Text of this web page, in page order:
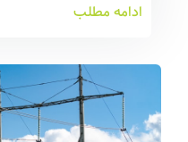
ادامه مطلب